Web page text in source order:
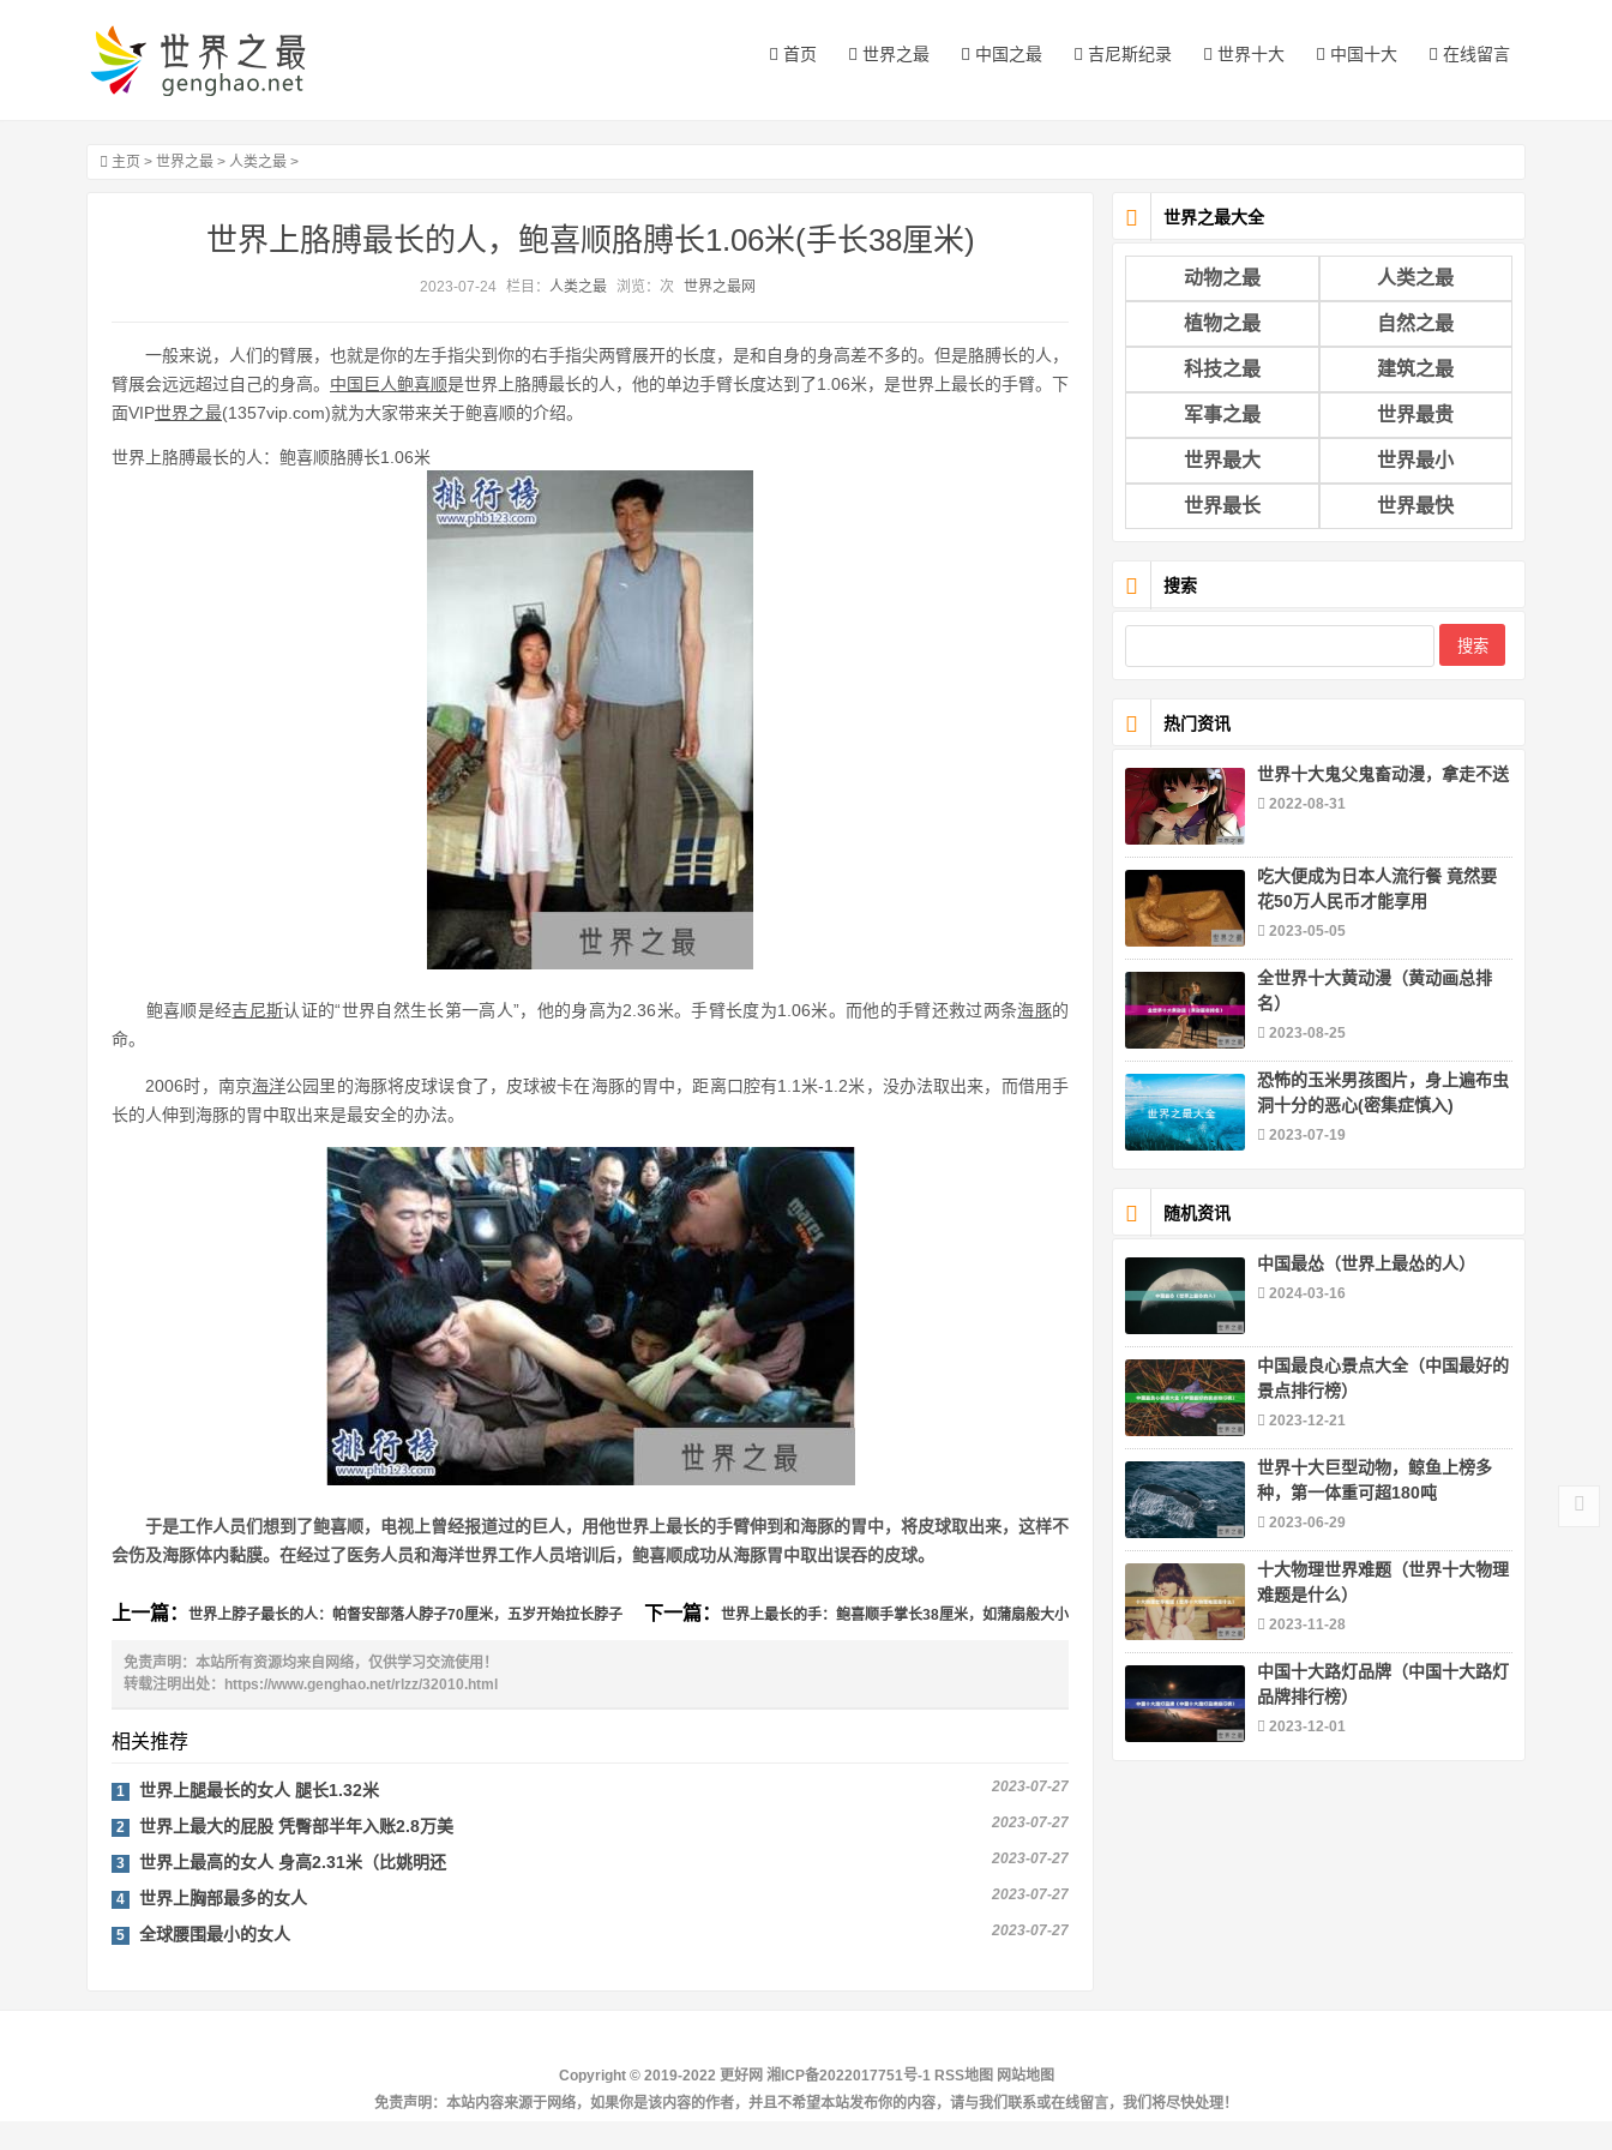
首页 世界之最 中国之最 吉尼斯纪录 世界十大 中国十大 在线留言
主页 > 世界之最 > 人类之最 >
世界上胳膊最长的人，鲍喜顺胳膊长1.06米(手长38厘米)
2023-07-24 栏目： 人类之最 浏览： 次 世界之最网
一般来说，人们的臂展，也就是你的左手指尖到你的右手指尖两臂展开的长度，是和自身的身高差不多的。但是胳膊长的人，
臂展会远远超过自己的身高。 中国巨人鲍喜顺是世界上胳膊最长的人，他的单边手臂长度达到了1.06米，是世界上最长的手臂。下
面VIP世界之最(1357vip.com)就为大家带来关于鲍喜顺的介绍。
世界上胳膊最长的人：鲍喜顺胳膊长1.06米
鲍喜顺是经吉尼斯认证的“世界自然生长第一高人”，他的身高为2.36米。手臂长度为1.06米。而他的手臂还救过两条海豚的
命。
2006时，南京海洋公园里的海豚将皮球误食了，皮球被卡在海豚的胃中，距离口腔有1.1米-1.2米，没办法取出来，而借用手
长的人伸到海豚的胃中取出来是最安全的办法。
于是工作人员们想到了鲍喜顺，电视上曾经报道过的巨人，用他世界上最长的手臂伸到和海豚的胃中，将皮球取出来，这样不
会伤及海豚体内黏膜。在经过了医务人员和海洋世界工作人员培训后，鲍喜顺成功从海豚胃中取出误吞的皮球。
上一篇： 世界上脖子最长的人：帕督安部落人脖子70厘米，五岁开始拉长脖子 下一篇： 世界上最长的手：鲍喜顺手掌长38厘米，如蒲扇般大小
免责声明：本站所有资源均来自网络，仅供学习交流使用！
转载注明出处：
https://www.genghao.net/rlzz/32010.html
相关推荐
2023-07-27
1 世界上腿最长的女人 腿长1.32米
2023-07-27
2 世界上最大的屁股 凭臀部半年入账2.8万美
2023-07-27
3 世界上最高的女人 身高2.31米（比姚明还
2023-07-27
4 世界上胸部最多的女人
2023-07-27
5 全球腰围最小的女人
世界之最大全
动物之最 人类之最
植物之最 自然之最
科技之最 建筑之最
军事之最 世界最贵
世界最大 世界最小
世界最长 世界最快
搜索
热门资讯
世界十大鬼父鬼畜动漫，拿走不送
2022-08-31
吃大便成为日本人流行餐 竟然要
花50万人民币才能享用
2023-05-05
全世界十大黄动漫（黄动画总排
名）
2023-08-25
恐怖的玉米男孩图片，身上遍布虫
洞十分的恶心(密集症慎入)
2023-07-19
随机资讯
中国最怂（世界上最怂的人）
2024-03-16
中国最良心景点大全（中国最好的
景点排行榜）
2023-12-21
世界十大巨型动物，鲸鱼上榜多
种，第一体重可超180吨
2023-06-29
十大物理世界难题（世界十大物理
难题是什么）
2023-11-28
中国十大路灯品牌（中国十大路灯
品牌排行榜）
2023-12-01
Copyright © 2019-2022 更好网 湘ICP备2022017751号-1 RSS地图 网站地图
免责声明：本站内容来源于网络，如果你是该内容的作者，并且不希望本站发布你的内容，请与我们联系或在线留言，我们将尽快处理！